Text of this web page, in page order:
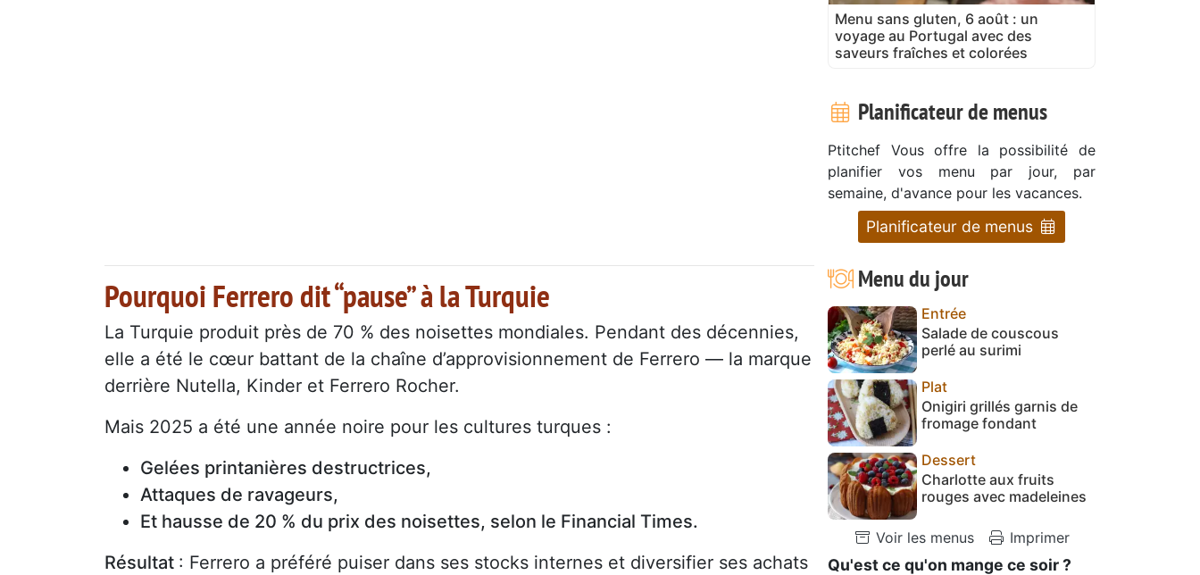
Pourquoi Ferrero dit “pause” à la Turquie
La Turquie produit près de 70 % des noisettes mondiales. Pendant des décennies,
elle a été le cœur battant de la chaîne d’approvisionnement de Ferrero — la marque
derrière Nutella, Kinder et Ferrero Rocher.
Mais 2025 a été une année noire pour les cultures turques :
Gelées printanières destructrices,
Attaques de ravageurs,
Et hausse de 20 % du prix des noisettes, selon le Financial Times.
Résultat : Ferrero a préféré puiser dans ses stocks internes et diversifier ses achats
Menu sans gluten, 6 août : un
voyage au Portugal avec des
saveurs fraîches et colorées
Planificateur de menus
Ptitchef Vous offre la possibilité de
planifier vos menu par jour, par
semaine, d'avance pour les vacances.
Planificateur de menus
Menu du jour
Entrée
Salade de couscous
perlé au surimi
Plat
Onigiri grillés garnis de
fromage fondant
Dessert
Charlotte aux fruits
rouges avec madeleines
Voir les menus Imprimer
Qu'est ce qu'on mange ce soir ?